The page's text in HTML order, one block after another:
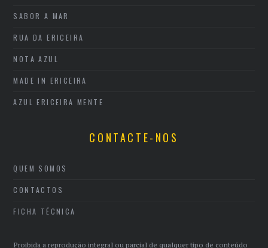
SABOR A MAR
RUA DA ERICEIRA
NOTA AZUL
MADE IN ERICEIRA
AZUL ERICEIRA MENTE
CONTACTE-NOS
QUEM SOMOS
CONTACTOS
FICHA TÉCNICA
Proibida a reprodução integral ou parcial de qualquer tipo de conteúdo